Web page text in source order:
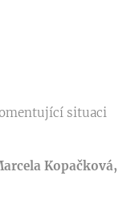
situaci
Kopačková,